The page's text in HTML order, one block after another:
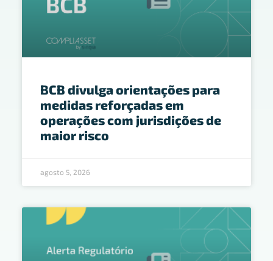
BCB divulga orientações para
medidas reforçadas em
operações com jurisdições de
maior risco
agosto 5, 2026